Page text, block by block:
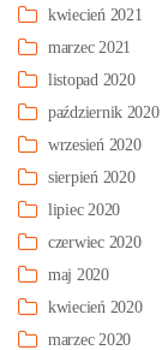
kwiecień 2021
marzec 2021
listopad 2020
październik 2020
wrzesień 2020
sierpień 2020
lipiec 2020
czerwiec 2020
maj 2020
kwiecień 2020
marzec 2020